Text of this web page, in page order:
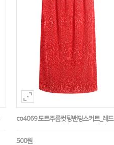
co4069 도트주름컷팅밴딩스커트_레드
500원